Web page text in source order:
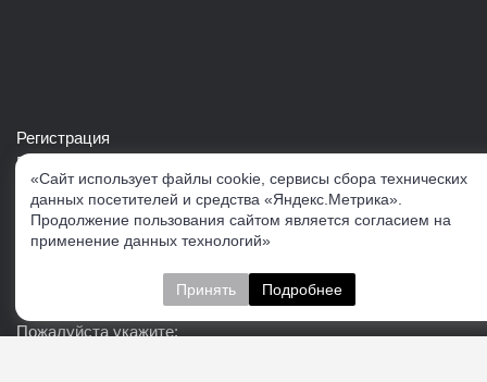
Регистрация
Войти в свой аккаунт
Скачать каталог продукции VERTUL
Следите за нами
Пожалуйста укажите:
«Сайт использует файлы cookie, сервисы сбора технических
данных посетителей и средства «Яндекс.Метрика».
Продолжение пользования сайтом является согласием на
применение данных технологий»
Принять Подробнее